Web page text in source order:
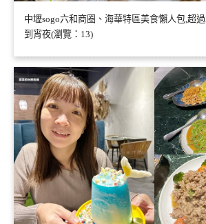
中壢sogo六和商圈、海華特區美食懶人包,超
到宵夜(瀏覽：13)